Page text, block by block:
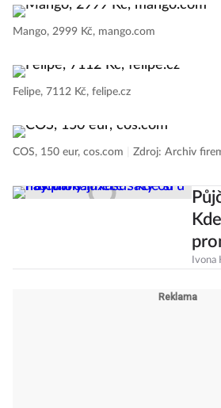
Mango, 2999 Kč, mango.com
Felipe, 7112 Kč, felipe.cz
COS, 150 eur, cos.com Zdroj: Archiv
Ivona